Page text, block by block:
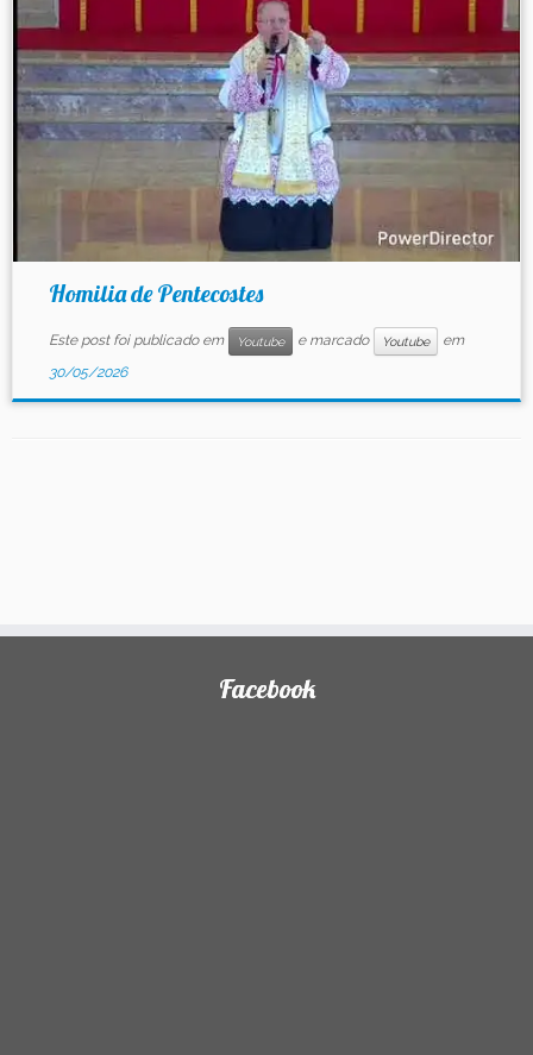
Contato
Homilia de Pentecostes
Este post foi publicado em Youtube e marcado Youtube
em
30/05/2026
Facebook